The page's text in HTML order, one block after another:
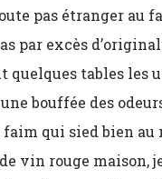
pas étranger au
par excès
quelques tables les
bouffée des
qui sied bien
vin rouge maison,